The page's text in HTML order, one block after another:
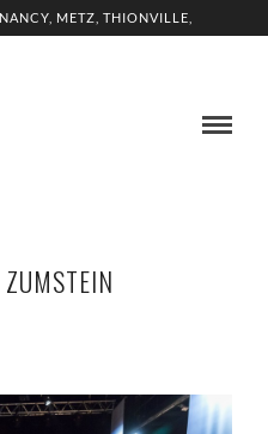
METZ, THIONVILLE,